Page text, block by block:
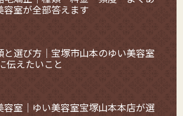
容室が全部答えます
と選び方｜宝塚市山本のゆい美容室
伝えたいこと
容室｜ゆい美容室宝塚山本本店が選